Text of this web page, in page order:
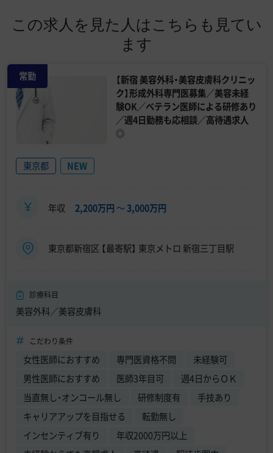
この求人を見た人はこちらも見てい
ます
常勤
【新宿 美容外科・美容皮膚科クリニッ
ク】形成外科専門医募集／美容未経
験OK／ベテラン医師による研修あり
／週4日勤務も応相談／高待遇求人
◎
東京都 NEW
年収 2,200万円 〜3,000万円
東京都新宿区 【最寄駅】 東京メトロ 新宿三丁目駅
診療科目
美容外科／美容皮膚科
こだわり条件
女性医師におすすめ 専門医資格不問
未経験可
男性医師におすすめ
医師3年目可
週4日からＯＫ
当直無し・オンコール無し
研修制度有
手技あり
キャリアアップを目指せる
転勤無し
インセンティブ有り
年収2000万円以上